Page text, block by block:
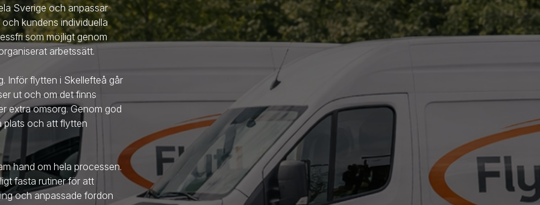
Sverige och anpassar
kundens individuella
som möjligt genom
arbetssätt.
Inför flytten i Skellefteå går
ut och om det finns
extra omsorg. Genom god
plats och att flytten
hand om hela processen.
fasta rutiner för att
och anpassade fordon